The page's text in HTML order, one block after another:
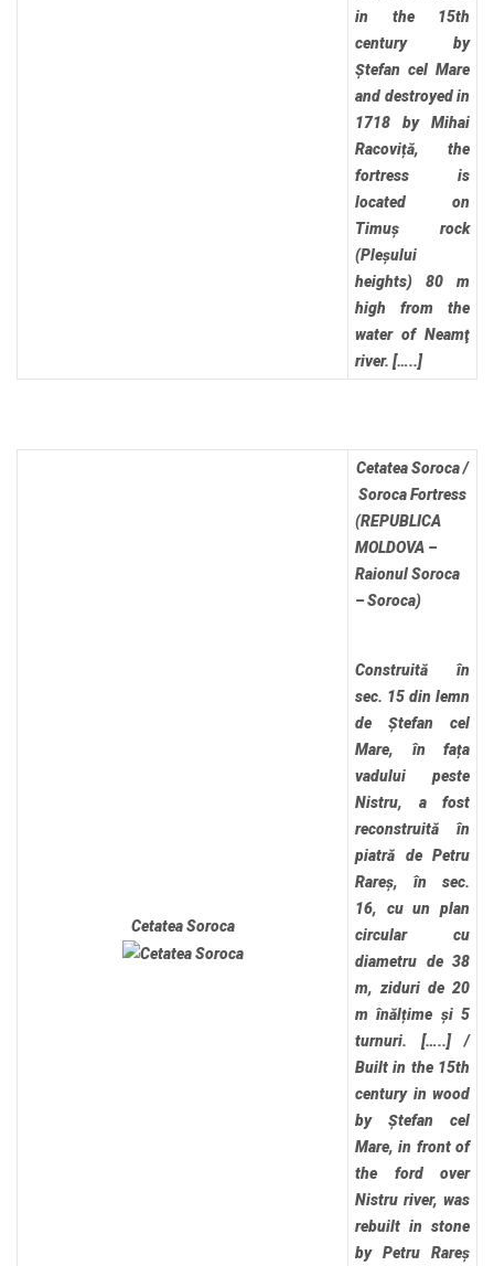
in the 15th
century by
Ștefan cel Mare
and destroyed in
1718 by Mihai
Racoviță, the
fortress is
located on
Timuș rock
(Pleșului
heights) 80 m
high from the
water of Neamţ
river. […..]
Cetatea Soroca
Cetatea Soroca /
Soroca Fortress
(REPUBLICA
MOLDOVA –
Raionul Soroca
– Soroca)
Construită în
sec. 15 din lemn
de Ștefan cel
Mare, în fața
vadului peste
Nistru, a fost
reconstruită în
piatră de Petru
Rareș, în sec.
16, cu un plan
circular cu
diametru de 38
m, ziduri de 20
m înălțime și 5
turnuri. […..]/
Built in the 15th
century in wood
by Ștefan cel
Mare, in front of
the ford over
Nistru river, was
rebuilt in stone
by Petru Rareș